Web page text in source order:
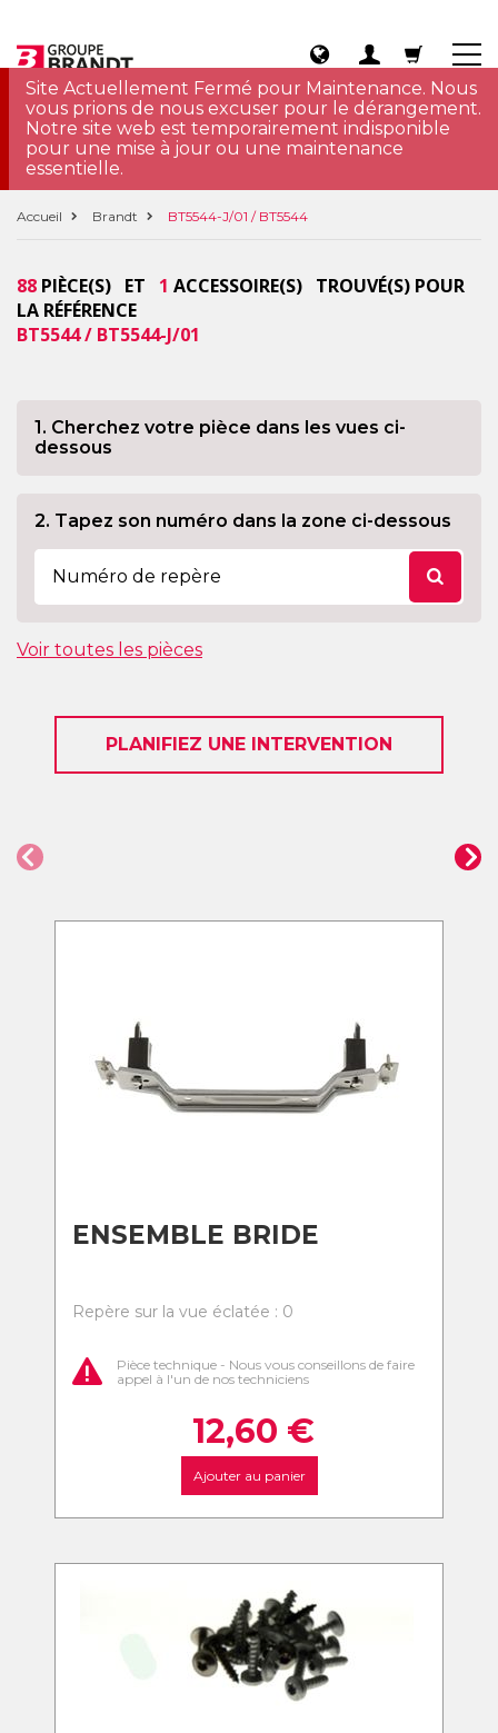
Site Actuellement Fermé pour Maintenance. Nous
vous prions de nous excuser pour le dérangement.
Notre site web est temporairement indisponible
pour une mise à jour ou une maintenance
essentielle.
Accueil Brandt BT5544-J/01 / BT5544
88 PIÈCE(S) ET 1 ACCESSOIRE(S) TROUVÉ(S) POUR
LA RÉFÉRENCE
BT5544 / BT5544-J/01
1. Cherchez votre pièce dans les vues ci-
dessous
2. Tapez son numéro dans la zone ci-dessous
Voir toutes les pièces
PLANIFIEZ UNE INTERVENTION
ENSEMBLE BRIDE
Repère sur la vue éclatée : 0
Pièce technique - Nous vous conseillons de faire
appel à l'un de nos techniciens
12,60 €
Ajouter au panier